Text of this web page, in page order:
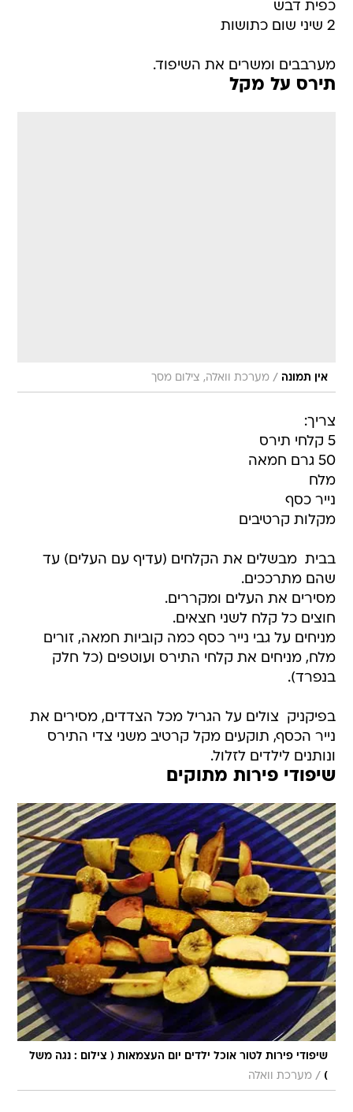
כפית דבש
2 שיני שום כתושות
מערבבים ומשרים את השיפוד.
תירס על מקל
אין תמונה / מערכת וואלה, צילום מסך
צריך:
5 קלחי תירס
50 גרם חמאה
מלח
נייר כסף
מקלות קרטיבים
בבית  מבשלים את הקלחים (עדיף עם העלים) עד
שהם מתרככים.
מסירים את העלים ומקררים.
חוצים כל קלח לשני חצאים.
מניחים על גבי נייר כסף כמה קוביות חמאה, זורים
מלח, מניחים את קלחי התירס ועוטפים (כל חלק
בנפרד).
בפיקניק  צולים על הגריל מכל הצדדים, מסירים את
נייר הכסף, תוקעים מקל קרטיב משני צדי התירס
ונותנים לילדים לזלול.
שיפודי פירות מתוקים
שיפודי פירות לטור אוכל ילדים יום העצמאות ( צילום : נגה משל
)
/ מערכת וואלה